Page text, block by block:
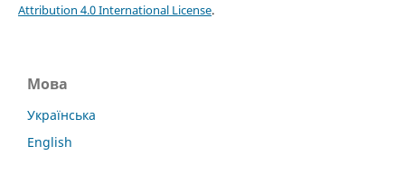
Attribution 4.0 International License.
Мова
Українська
English